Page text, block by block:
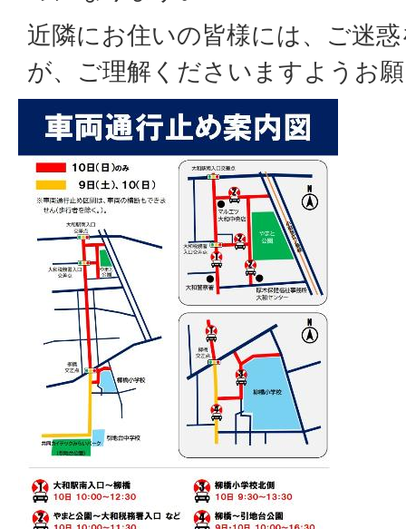
近隣にお住いの皆様には、ご迷
が、ご理解くださいますようお